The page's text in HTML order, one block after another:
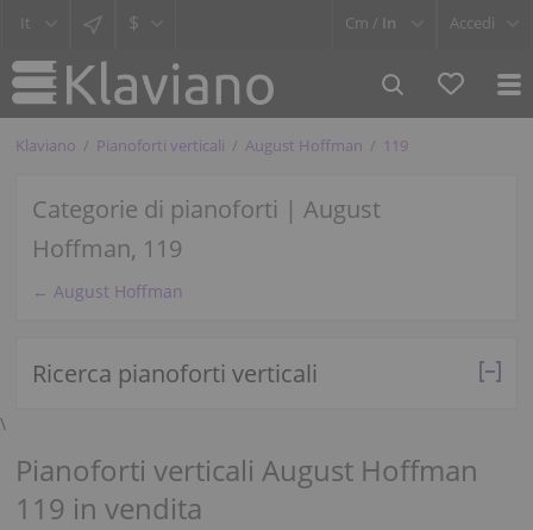
$ Cm / In Accedi
Klaviano Pianoforti verticali August Hoffman 119
Categorie di pianoforti | August
Hoffman, 119
← August Hoffman
Ricerca pianoforti verticali
\
Pianoforti verticali August Hoffman
119 in vendita